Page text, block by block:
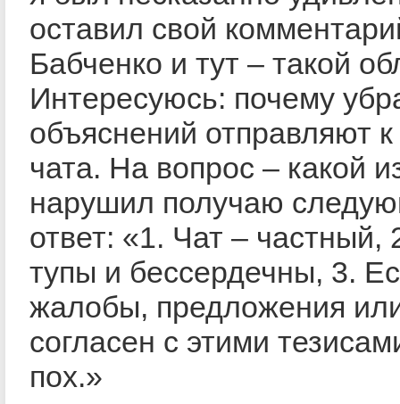
оставил свой
Бабченко и тут – такой
Интересуюсь: почему
объяснений отправляют
чата. На вопрос – какой
нарушил получаю
ответ: «1. Чат –
тупы и бессердечны, 3.
жалобы, предложения
согласен с этими
пох.»